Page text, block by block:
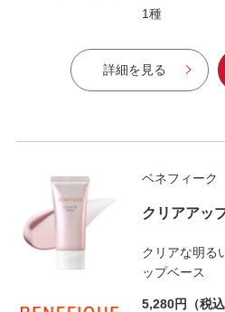
1種
詳細を見る
ベネフィーク
クリアアッ
クリアな明る
ップベース
5,280円 （税込